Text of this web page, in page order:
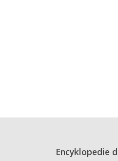
Encyklopedie